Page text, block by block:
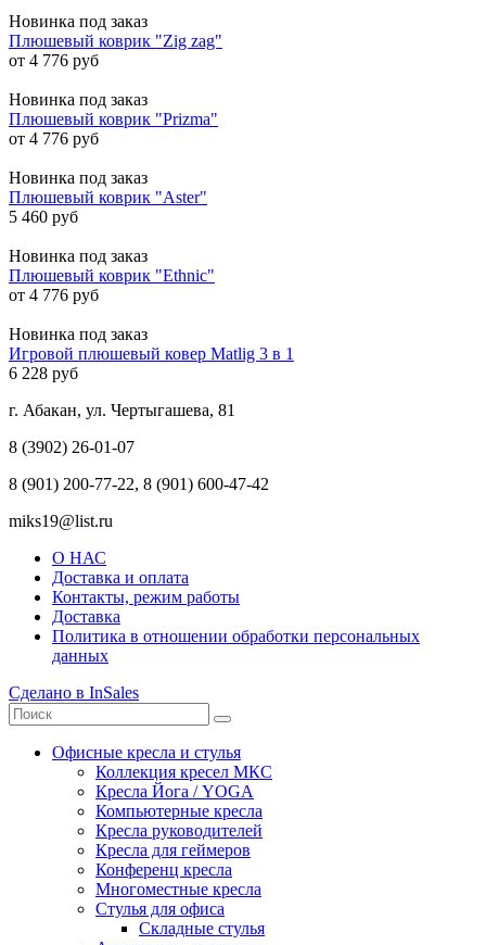
Новинка под заказ
Плюшевый коврик "Zig zag"
от 4 776 руб
Новинка под заказ
Плюшевый коврик "Prizma"
от 4 776 руб
Новинка под заказ
Плюшевый коврик "Aster"
5 460 руб
Новинка под заказ
Плюшевый коврик "Ethnic"
от 4 776 руб
Новинка под заказ
Игровой плюшевый ковер Matlig 3 в 1
6 228 руб
г. Абакан, ул. Чертыгашева, 81
8 (3902) 26-01-07
8 (901) 200-77-22, 8 (901) 600-47-42
miks19@list.ru
О НАС
Доставка и оплата
Контакты, режим работы
Доставка
Политика в отношении обработки персональных
данных
Сделано в InSales
Офисные кресла и стулья
Коллекция кресел МКС
Кресла Йога / YOGA
Компьютерные кресла
Кресла руководителей
Кресла для геймеров
Конференц кресла
Многоместные кресла
Стулья для офиса
Складные стулья